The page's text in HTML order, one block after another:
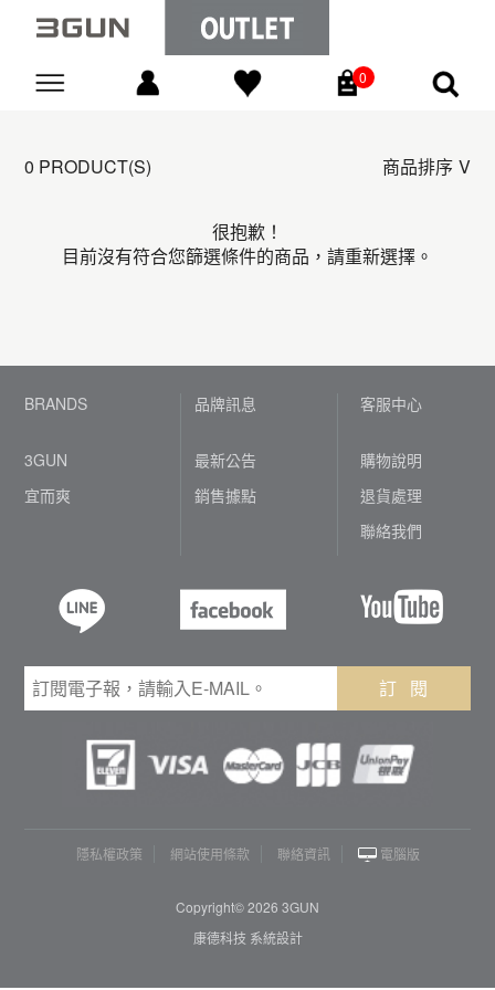
0
0 PRODUCT(S) 商品排序
很抱歉！
目前沒有符合您篩選條件的商品，請重新選擇。
BRANDS
3GUN
宜而爽
品牌訊息
最新公告
銷售據點
客服中心
購物說明
退貨處理
聯絡我們
訂 閱
隱私權政策 網站使用條款 聯絡資訊 電腦版
Copyright© 2026 3GUN
康德科技 系統設計